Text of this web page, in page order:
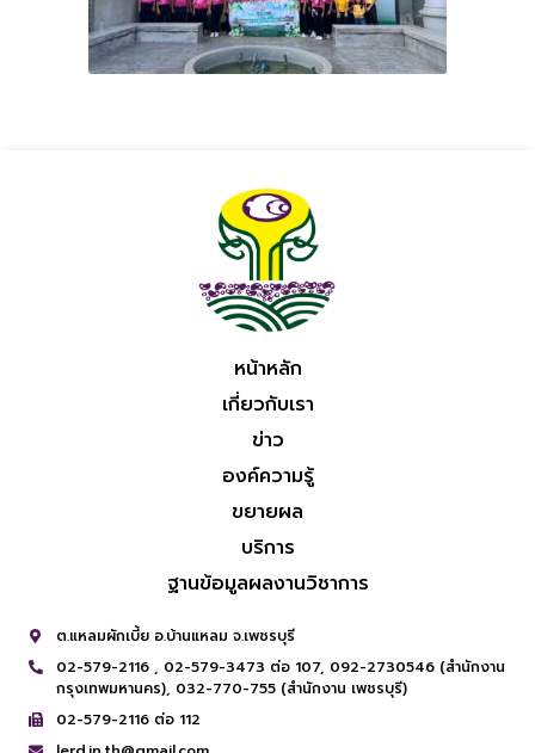
หน้าหลัก
เกี่ยวกับเรา
ข่าว
องค์ความรู้
ขยายผล
บริการ
ฐานข้อมูลผลงานวิชาการ
ต.แหลมผักเบี้ย อ.บ้านแหลม จ.เพชรบุรี
02-579-2116 , 02-579-3473 ต่อ 107, 092-2730546 (สำนักงาน
กรุงเทพมหานคร), 032-770-755 (สำนักงาน เพชรบุรี)
02-579-2116 ต่อ 112